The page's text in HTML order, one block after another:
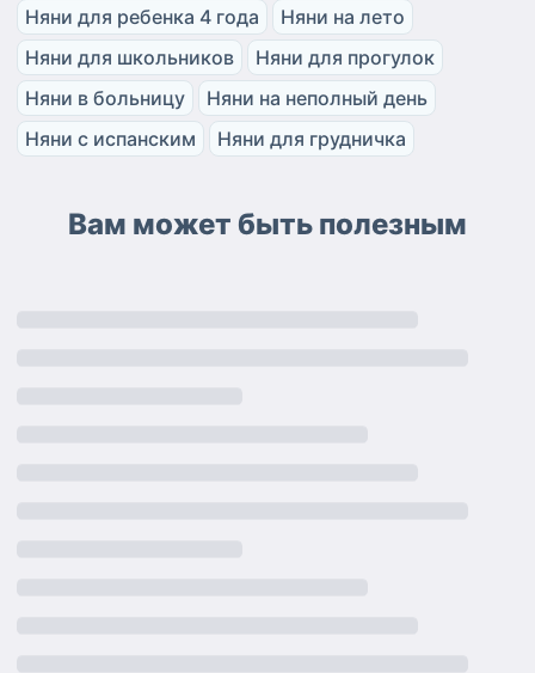
Няни для ребенка 4 года
Няни на лето
Няни для школьников
Няни для прогулок
Няни в больницу
Няни на неполный день
Няни с испанским
Няни для грудничка
Вам может быть полезным